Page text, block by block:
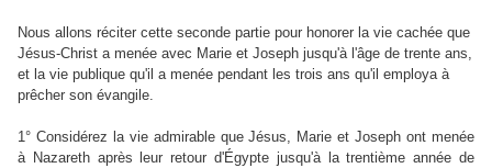
Nous allons réciter cette seconde partie pour honorer la vie cachée que
Jésus-Christ a menée avec Marie et Joseph jusqu'à l'âge de trente ans,
et la vie publique qu'il a menée pendant les trois ans qu'il employa à
prêcher son évangile.
1° Considérez la vie admirable que Jésus, Marie et Joseph ont menée
à Nazareth après leur retour d'Égypte jusqu'à la trentième année de